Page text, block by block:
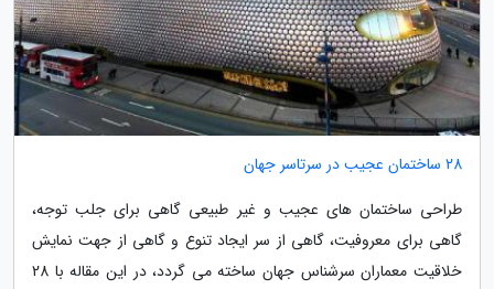
28 ساختمان عجیب در سرتاسر جهان
طراحی ساختمان های عجیب و غیر طبیعی گاهی برای جلب توجه،
گاهی برای معروفیت، گاهی از سر ایجاد تنوع و گاهی از جهت نمایش
خلاقیت معماران سرشناس جهان ساخته می گردد، در این مقاله با 28